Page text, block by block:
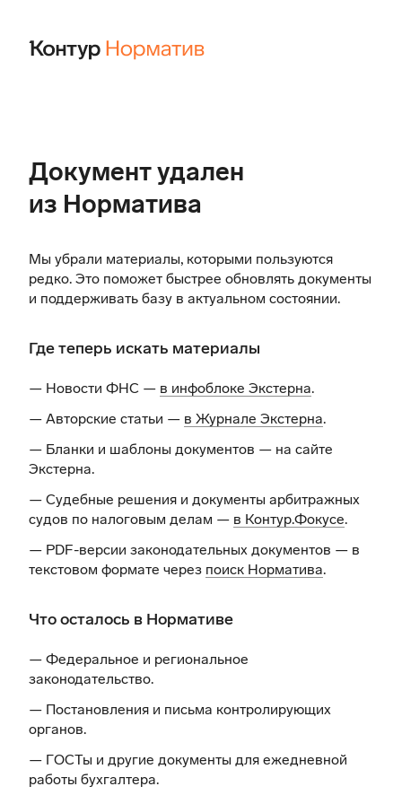
Документ удален
из Норматива
Мы убрали материалы, которыми пользуются
редко. Это поможет быстрее обновлять документы
и поддерживать базу в актуальном состоянии.
Где теперь искать материалы
— Новости ФНС — в инфоблоке Экстерна.
— Авторские статьи — в Журнале Экстерна.
— Бланки и шаблоны документов — на сайте
Экстерна.
— Судебные решения и документы арбитражных
судов по налоговым делам — в Контур.Фокусе.
— PDF-версии законодательных документов — в
текстовом формате через поиск Норматива.
Что осталось в Нормативе
— Федеральное и региональное
законодательство.
— Постановления и письма контролирующих
органов.
— ГОСТы и другие документы для ежедневной
работы бухгалтера.